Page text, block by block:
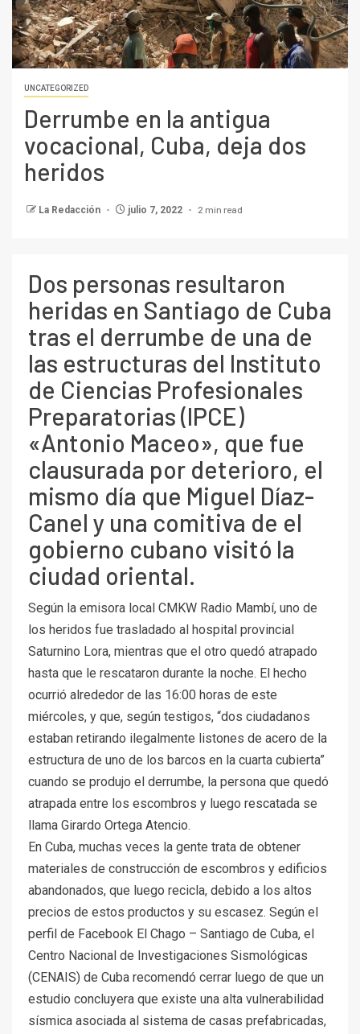
UNCATEGORIZED
Derrumbe en la antigua
vocacional, Cuba, deja dos
heridos
La Redacción julio 7, 2022 2 min read
Dos personas resultaron
heridas en Santiago de Cuba
tras el derrumbe de una de
las estructuras del Instituto
de Ciencias Profesionales
Preparatorias (IPCE)
«Antonio Maceo», que fue
clausurada por deterioro, el
mismo día que Miguel Díaz-
Canel y una comitiva de el
gobierno cubano visitó la
ciudad oriental.
Según la emisora ​​local CMKW Radio Mambí, uno de
los heridos fue trasladado al hospital provincial
Saturnino Lora, mientras que el otro quedó atrapado
hasta que le rescataron durante la noche. El hecho
ocurrió alrededor de las 16:00 horas de este
miércoles, y que, según testigos, “dos ciudadanos
estaban retirando ilegalmente listones de acero de la
estructura de uno de los barcos en la cuarta cubierta”
cuando se produjo el derrumbe, la persona que quedó
atrapada entre los escombros y luego rescatada se
llama Girardo Ortega Atencio.
En Cuba, muchas veces la gente trata de obtener
materiales de construcción de escombros y edificios
abandonados, que luego recicla, debido a los altos
precios de estos productos y su escasez. Según el
perfil de Facebook El Chago – Santiago de Cuba, el
Centro Nacional de Investigaciones Sismológicas
(CENAIS) de Cuba recomendó cerrar luego de que un
estudio concluyera que existe una alta vulnerabilidad
sísmica asociada al sistema de casas prefabricadas,